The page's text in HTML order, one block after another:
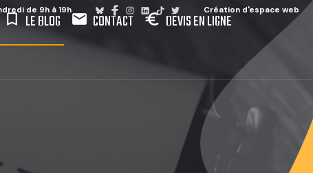
de 9h à 19h Création d'espace web
bookmark_border LE BLOG mail CONTACT euro DEVIS EN LIGNE